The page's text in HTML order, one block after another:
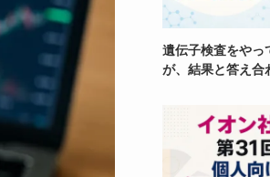
遺伝子検査をやっ
が、結果と答え合